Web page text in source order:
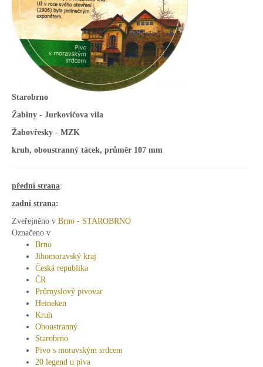
Starobrno
Žabiny - Jurkovičova vila
Žabovřesky - MZK
kruh, oboustranný tácek, průměr 107 mm
přední strana:
zadní strana:
Zveřejněno v Brno - STAROBRNO
Označeno v
Brno
Jihomoravský kraj
Česká republika
ČR
Průmyslový pivovar
Heineken
Kruh
Oboustranný
Starobrno
Pivo s moravským srdcem
20 legend u piva